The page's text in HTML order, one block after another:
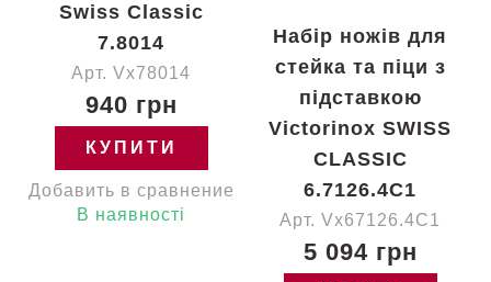
Swiss Classic
7.8014
Арт. Vx78014
940 грн
КУПИТИ
Добавить в сравнение
В наявності
Набір ножів для
стейка та піци з
підставкою
Victorinox SWISS
CLASSIC
6.7126.4C1
Арт. Vx67126.4C1
5 094 грн